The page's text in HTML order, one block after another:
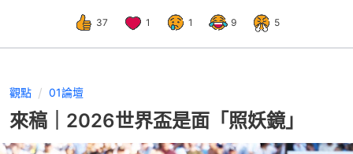
37 1 1 9 5
觀點 01論壇
來稿｜2026世界盃是面「照妖鏡」